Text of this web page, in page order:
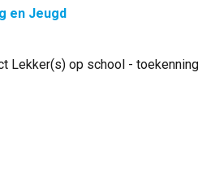
en Jeugd
Lekker(s) op school -